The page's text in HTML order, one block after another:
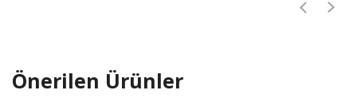
Önerilen Ürünler